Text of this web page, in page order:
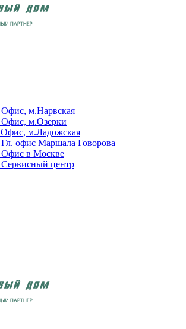
Офис, м.Нарвская
Офис, м.Озерки
Офис, м.Ладожская
Гл. офис Маршала Говорова
Офис в Москве
Сервисный центр